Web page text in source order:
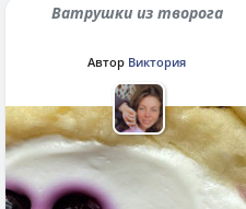
Ватрушки из творога
Автор Виктория